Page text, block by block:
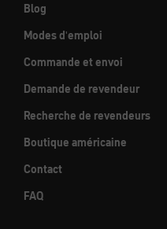
Blog
Modes d'emploi
Commande et envoi
Demande de revendeur
Recherche de revendeurs
Boutique américaine
Contact
FAQ